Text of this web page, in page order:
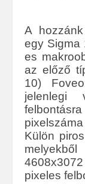
A
egy Sigma
es
az előző
10)
jelenlegi
Külön
pixeles